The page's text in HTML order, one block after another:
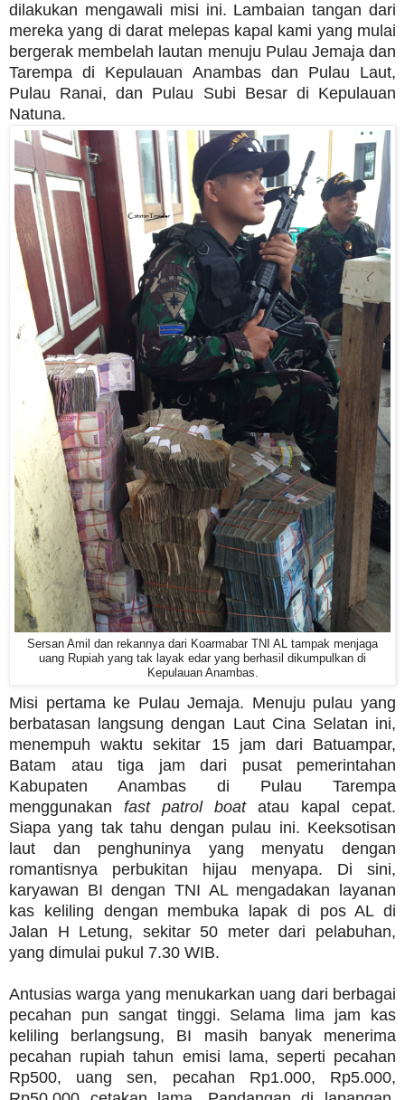
dilakukan mengawali misi ini. Lambaian tangan dari
mereka yang di darat melepas kapal kami yang mulai
bergerak membelah lautan menuju Pulau Jemaja dan
Tarempa di Kepulauan Anambas dan Pulau Laut,
Pulau Ranai, dan Pulau Subi Besar di Kepulauan
Natuna.
Sersan Amil dan rekannya dari Koarmabar TNI AL tampak menjaga
uang Rupiah yang tak layak edar yang berhasil dikumpulkan di
Kepulauan Anambas.
Misi pertama ke Pulau Jemaja. Menuju pulau yang
berbatasan langsung dengan Laut Cina Selatan ini,
menempuh waktu sekitar 15 jam dari Batuampar,
Batam atau tiga jam dari pusat pemerintahan
Kabupaten Anambas di Pulau Tarempa
menggunakan fast patrol boatatau kapal cepat.
Siapa yang tak tahu dengan pulau ini. Keeksotisan
laut dan penghuninya yang menyatu dengan
romantisnya perbukitan hijau menyapa. Di sini,
karyawan BI dengan TNI AL mengadakan layanan
kas keliling dengan membuka lapak di pos AL di
Jalan H Letung, sekitar 50 meter dari pelabuhan,
yang dimulai pukul 7.30 WIB.
Antusias warga yang menukarkan uang dari berbagai
pecahan pun sangat tinggi. Selama lima jam kas
keliling berlangsung, BI masih banyak menerima
pecahan rupiah tahun emisi lama, seperti pecahan
Rp500, uang sen, pecahan Rp1.000, Rp5.000,